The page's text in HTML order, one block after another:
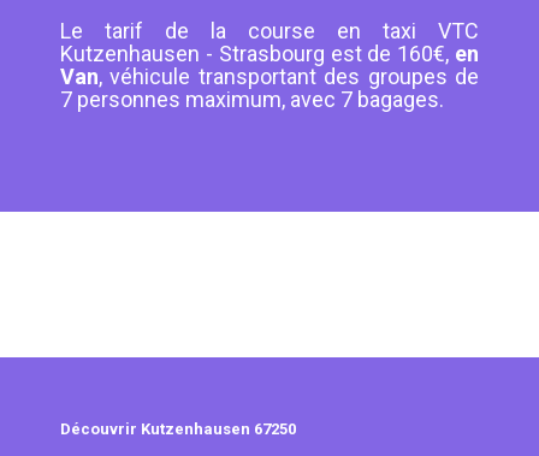
Le tarif de la course en taxi VTC
Kutzenhausen - Strasbourg est de 160€, en
Van, véhicule transportant des groupes de
7 personnes maximum, avec 7 bagages.
Découvrir Kutzenhausen 67250